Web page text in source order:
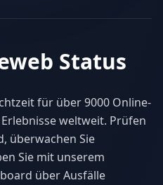
Status
für über 9000 Online-
weltweit. Prüfen
überwachen Sie
Sie mit unserem
über Ausfälle